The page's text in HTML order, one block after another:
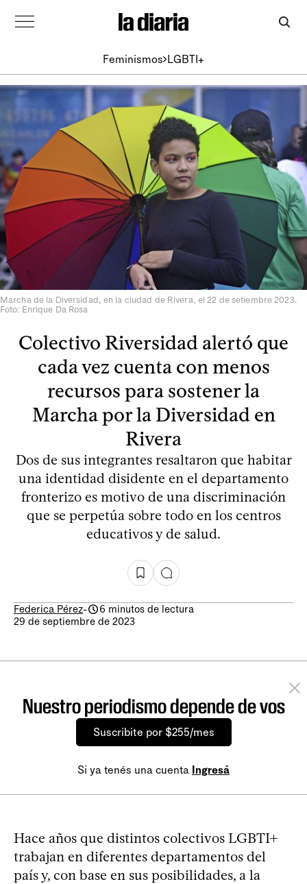
Feminismos LGBTI+
Marcha de la Diversidad, en la ciudad de Rivera, el 22 de setiembre 2023.
Foto: Enrique Da Rosa
Colectivo Riversidad alertó que
cada vez cuenta con menos
recursos para sostener la
Marcha por la Diversidad en
Rivera
Dos de sus integrantes resaltaron que habitar
una identidad disidente en el departamento
fronterizo es motivo de una discriminación
que se perpetúa sobre todo en los centros
educativos y de salud.
Federica Pérez-
6 minutos de lectura
29 de septiembre de 2023
Nuestro periodismo depende de vos
Suscribite por $255/mes
Si ya tenés una cuenta Ingresá
Hace años que distintos colectivos LGBTI+
trabajan en diferentes departamentos del
país y, con base en sus posibilidades, a la